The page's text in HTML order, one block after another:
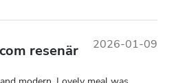
resenär 2026-01-09